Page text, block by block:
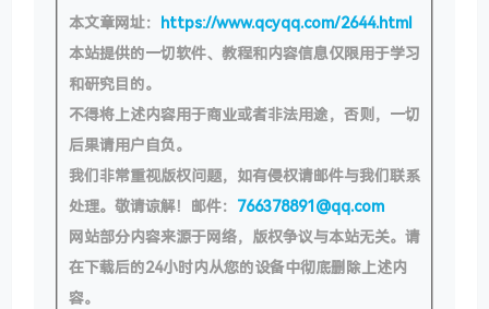
本文章网址： https://www.qcyqq.com/2644.html
本站提供的一切软件、教程和内容信息仅限用于学习
和研究目的。
不得将上述内容用于商业或者非法用途，否则，一切
后果请用户自负。
我们非常重视版权问题，如有侵权请邮件与我们联系
处理。敬请谅解！邮件： 766378891@qq.com
网站部分内容来源于网络，版权争议与本站无关。请
在下载后的24小时内从您的设备中彻底删除上述内
容。